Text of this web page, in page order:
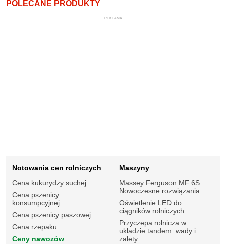
POLECANE PRODUKTY
REKLAMA
Notowania cen rolniczych
Cena kukurydzy suchej
Cena pszenicy
konsumpcyjnej
Cena pszenicy paszowej
Cena rzepaku
Ceny nawozów
Maszyny
Massey Ferguson MF 6S.
Nowoczesne rozwiązania
Oświetlenie LED do
ciągników rolniczych
Przyczepa rolnicza w
układzie tandem: wady i
zalety